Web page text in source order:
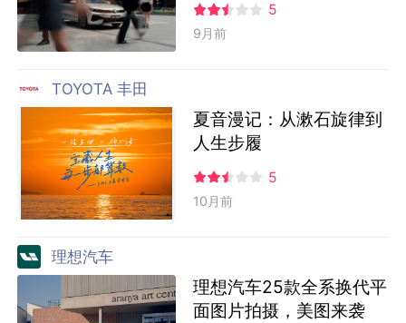
5
9月前
TOYOTA 丰田
夏音漫记：从漱石旋律到
人生步履
5
10月前
理想汽车
理想汽车25款全系换代平
面图片拍摄，美图来袭